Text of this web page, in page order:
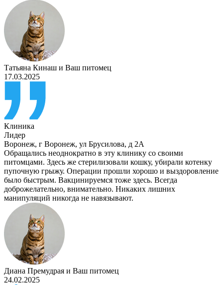
Татьяна Кинаш и Ваш питомец
17.03.2025
Клиника
Лидер
Воронеж, г Воронеж, ул Брусилова, д 2А
Обращались неоднократно в эту клинику со своими
питомцами. Здесь же стерилизовали кошку, убирали котенку
пупочную грыжу. Операции прошли хорошо и выздоровление
было быстрым. Вакцинируемся тоже здесь. Всегда
доброжелательно, внимательно. Никаких лишних
манипуляций никогда не навязывают.
Диана Премудрая и Ваш питомец
24.02.2025